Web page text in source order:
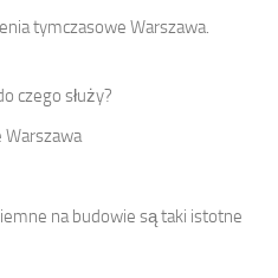
tymczasowe Warszawa.
czego służy?
Warszawa
na budowie są taki istotne